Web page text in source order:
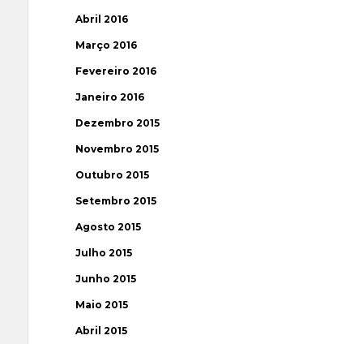
Abril 2016
Março 2016
Fevereiro 2016
Janeiro 2016
Dezembro 2015
Novembro 2015
Outubro 2015
Setembro 2015
Agosto 2015
Julho 2015
Junho 2015
Maio 2015
Abril 2015